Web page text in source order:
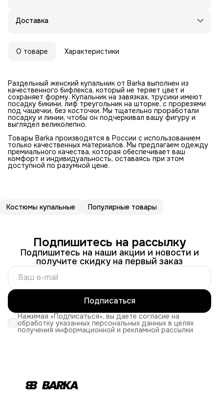
Доставка
О товаре Характеристики
Раздельный женский купальник от Barka выполнен из
качественного бифлекса, который не теряет цвет и
сохраняет форму. Купальник на завязках, трусики имеют
посадку бикини, лиф треугольник на шторке, с прорезями
под чашечки, без косточки. Мы тщательно проработали
посадку и линии, чтобы он подчеркивал вашу фигуру и
выглядел великолепно.
Товары Barka производятся в России с использованием
только качественных материалов. Мы предлагаем одежду
премиального качества, которая обеспечивает ваш
комфорт и индивидуальность, оставаясь при этом
доступной по разумной цене.
Костюмы купальные Популярные товары
Подпишитесь на рассылку
Подпишитесь на наши акции и новости и
получите скидку на первый заказ
Подписаться
Нажимая «Подписаться», вы даете согласие на
обработку указанных персональных данных в целях
получения информационной и рекламной рассылки